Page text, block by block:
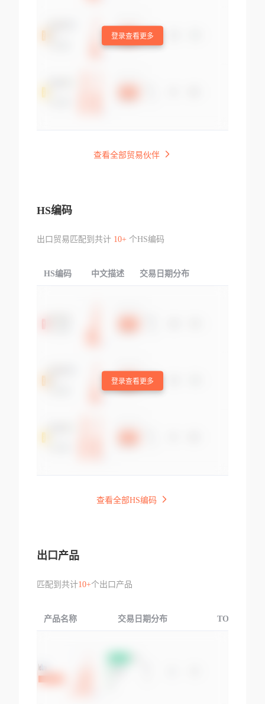
登录查看更多
查看全部贸易伙伴
HS编码
出口贸易匹配到共计 10+个HS编码
HS编码 中文描述 交易日期分布
登录查看更多
查看全部HS编码
出口产品
匹配到共计10+个出口产品
产品名称 交易日期分布 TOP3交易国